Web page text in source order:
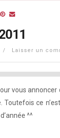
/ Laisser un
vous
Toutefois ce
^^